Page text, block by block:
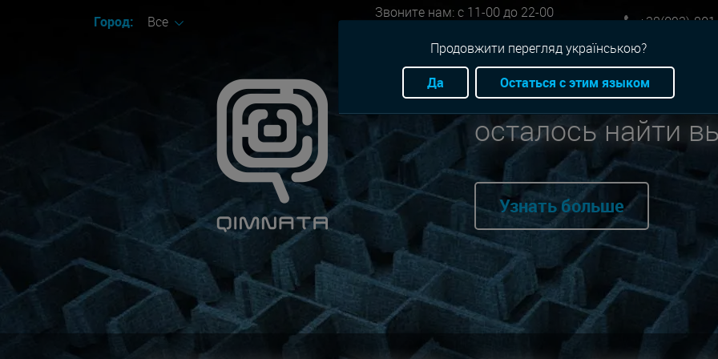
Город: Все
Звоните нам: с 11-00 до 22-00
+38(093)-
Мы нашли для
осталось найти
Узнать больше
Продовжити перегляд українською?
Да
Остаться с этим языком